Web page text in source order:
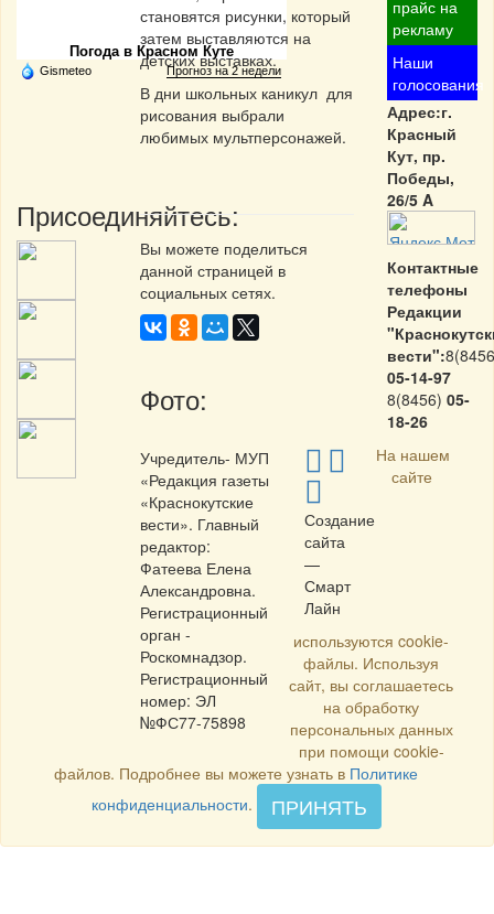
Частная реклама
Погода в Красном Куте
Gismeteo Прогноз на 2 недели
Присоединяйтесь:
становятся рисунки, который
затем выставляются на
детских выставках.
В дни школьных каникул для
рисования выбрали
любимых мультперсонажей.
Вы можете поделиться
данной страницей в
социальных сетях.
Фото:
прайс на
рекламу
Наши
голосования
Адрес:г.
Красный
Кут, пр.
Победы,
26/5 A
Контактные
телефоны
Редакции
вести":
05-14-97
8(8456) 05-
18-26
Учредитель- МУП
«Редакция газеты
«Краснокутские
вести». Главный
редактор:
Фатеева Елена
Александровна.
Регистрационный
орган -
Роскомнадзор.
Регистрационный
номер: ЭЛ
№ФС77-75898
Создание
сайта
—
Смарт
Лайн
На нашем
сайте
используются cookie-
файлы. Используя
сайт, вы соглашаетесь
на обработку
персональных данных
при помощи cookie-
файлов. Подробнее вы можете узнать в Политике
конфиденциальности. ПРИНЯТЬ